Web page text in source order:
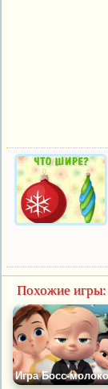
Похожие игры: